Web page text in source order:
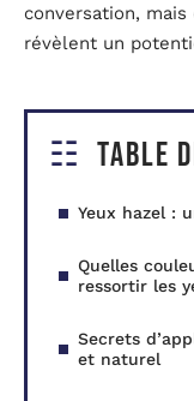
conversation, mais
révèlent un
Table
Yeux hazel :
Quelles
ressortir les
Secrets
et naturel